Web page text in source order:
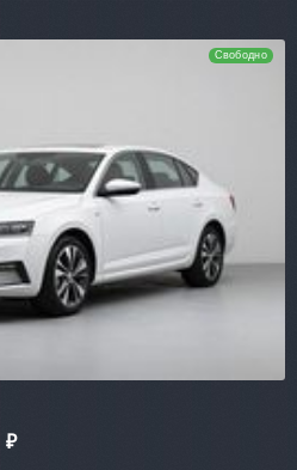
Свободно
₽